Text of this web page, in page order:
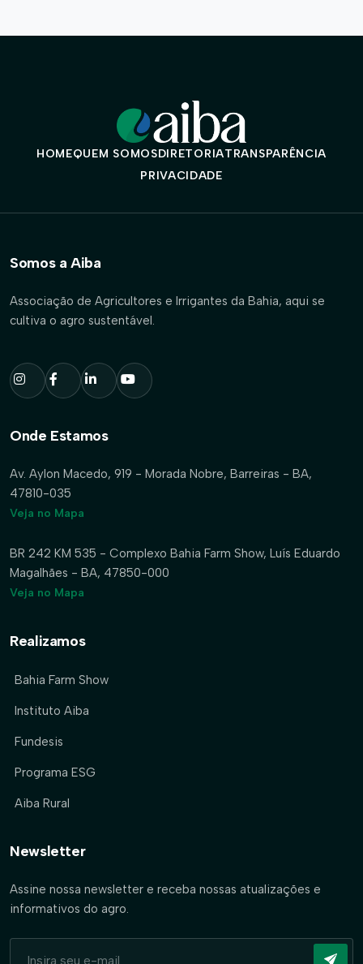
HOMEQUEM SOMOSDIRETORIATRANSPARÊNCIA
PRIVACIDADE
Somos a Aiba
Associação de Agricultores e Irrigantes da Bahia, aqui se
cultiva o agro sustentável.
Onde Estamos
Av. Aylon Macedo, 919 - Morada Nobre, Barreiras - BA,
47810-035
Veja no Mapa
BR 242 KM 535 - Complexo Bahia Farm Show, Luís Eduardo
Magalhães - BA, 47850-000
Veja no Mapa
Realizamos
Bahia Farm Show
Instituto Aiba
Fundesis
Programa ESG
Aiba Rural
Newsletter
Assine nossa newsletter e receba nossas atualizações e
informativos do agro.